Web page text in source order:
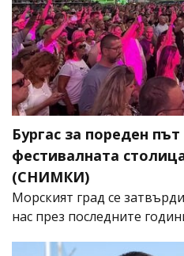
Бургас за пореден
фестивалната
(СНИМКИ)
Морският град се
нас през последните